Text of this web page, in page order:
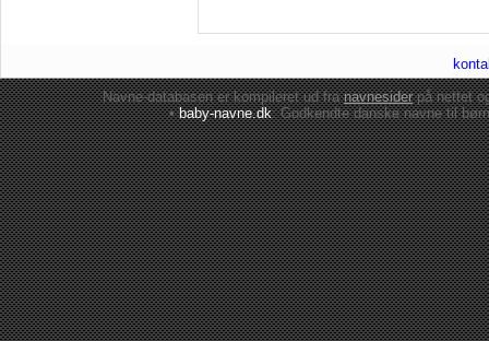
Navne-databasen er kompileret ud franavnesiderpå nettet
•baby-navne.dk: Godkendte danskenavne til børn